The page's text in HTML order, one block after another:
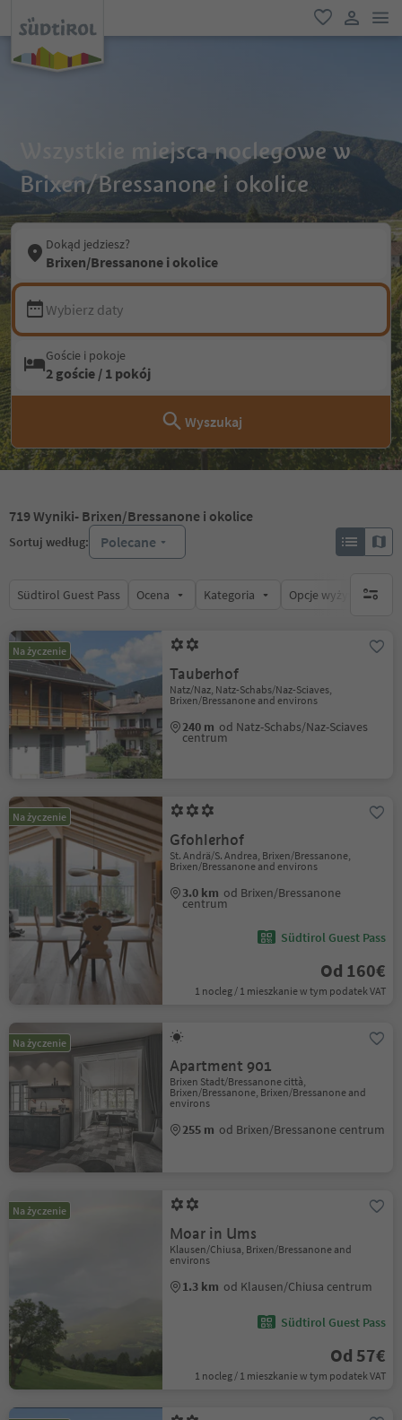
ulubione
link
Wszystkie miejsca noclegowe w
Brixen/Bressanone i okolice
Dokąd jedziesz?
Brixen/Bressanone i okolice
Wybierz daty
Goście i pokoje
2 goście / 1 pokój
Wyszukaj
719Wyniki- Brixen/Bressanone i okolice
Sortuj według: Polecane
Südtirol Guest Pass Ocena Kategoria Opcje wyżywieniabrak
Na życzenie
Tauberhof
Natz/Naz, Natz-Schabs/Naz-Sciaves,
Brixen/Bressanone and environs
240 m od Natz-Schabs/Naz-Sciaves
centrum
Na życzenie
Gfohlerhof
St. Andrä/S. Andrea, Brixen/Bressanone,
Brixen/Bressanone and environs
3.0 km od Brixen/Bressanone
centrum
Südtirol Guest Pass
Od 160€
1 nocleg / 1 mieszkanie w tym podatek VAT
Na życzenie
Apartment 901
Brixen Stadt/Bressanone città,
Brixen/Bressanone, Brixen/Bressanone and
environs
255 m od Brixen/Bressanone centrum
Na życzenie
Moar in Ums
Klausen/Chiusa, Brixen/Bressanone and
environs
1.3 km od Klausen/Chiusa centrum
Südtirol Guest Pass
Od 57€
1 nocleg / 1 mieszkanie w tym podatek VAT